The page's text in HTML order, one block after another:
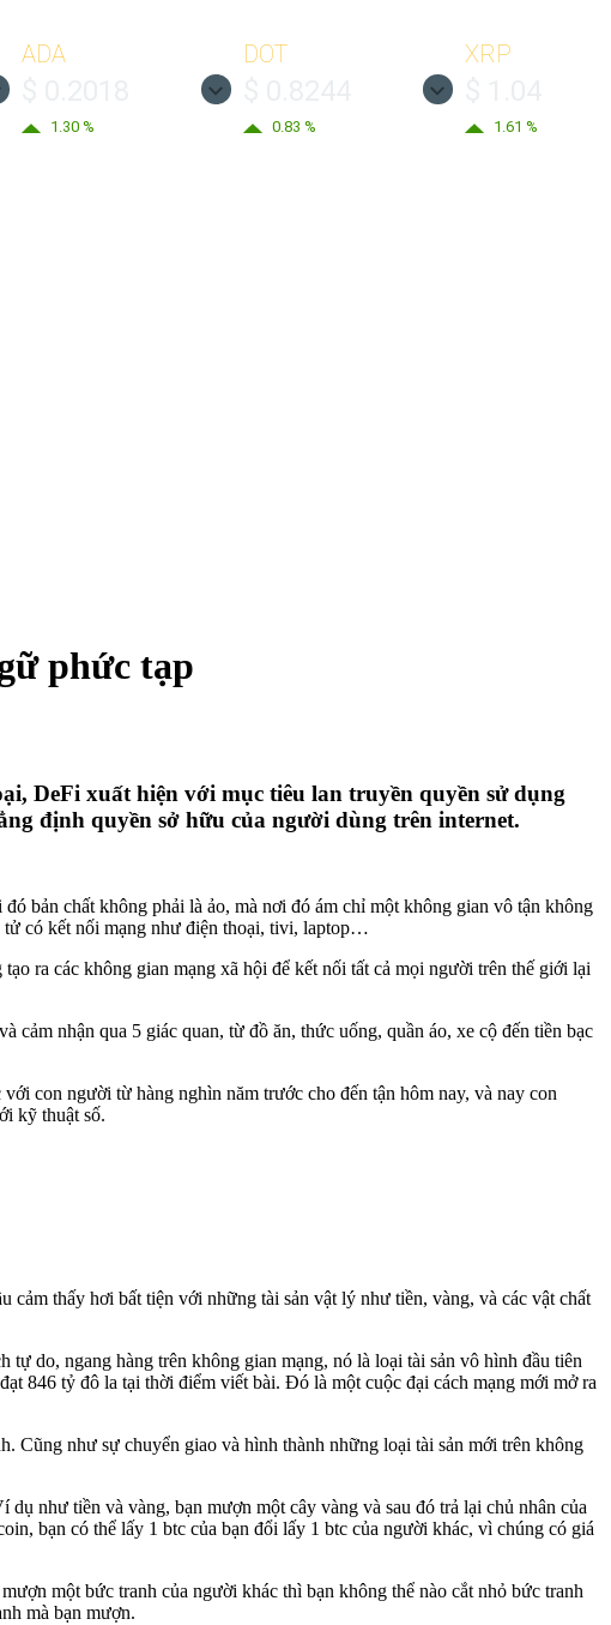
ADA
1.30 %
DOT
0.83 %
XRP
1.61 %
phức tạp
DeFi xuất hiện với mục tiêu lan truyền quyền sử dụng
định quyền sở hữu của người dùng trên internet.
bản chất không phải là ảo, mà nơi đó ám chỉ một không gian vô tận không
tử có kết nối mạng như điện thoại, tivi, laptop…
ra các không gian mạng xã hội để kết nối tất cả mọi người trên thế giới lại
nhận qua 5 giác quan, từ đồ ăn, thức uống, quần áo, xe cộ đến tiền bạc
con người từ hàng nghìn năm trước cho đến tận hôm nay, và nay con
kỹ thuật số.
thấy hơi bất tiện với những tài sản vật lý như tiền, vàng, và các vật chất
do, ngang hàng trên không gian mạng, nó là loại tài sản vô hình đầu tiên
846 tỷ đô la tại thời điểm viết bài. Đó là một cuộc đại cách mạng mới mở ra
Cũng như sự chuyển giao và hình thành những loại tài sản mới trên không
như tiền và vàng, bạn mượn một cây vàng và sau đó trả lại chủ nhân của
bạn có thể lấy 1 btc của bạn đổi lấy 1 btc của người khác, vì chúng có giá
một bức tranh của người khác thì bạn không thể nào cắt nhỏ bức tranh
mà bạn mượn.